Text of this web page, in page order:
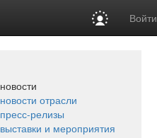
Войти
новости
новости отрасли
пресс-релизы
выставки и мероприятия